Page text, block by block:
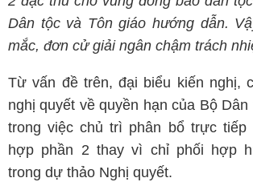
Dân tộc và Tôn giáo hướng dẫn.
mắc, đơn cử giải ngân chậm trách
Từ vấn đề trên, đại biểu kiến nghị,
nghị quyết về quyền hạn của Bộ
trong việc chủ trì phân bổ trực tiếp
hợp phần 2 thay vì chỉ phối hợp
trong dự thảo Nghị quyết.